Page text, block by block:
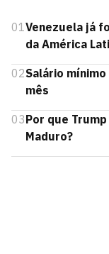
01Venezuela já
da América
02Salário
mês
03Por que
Maduro?